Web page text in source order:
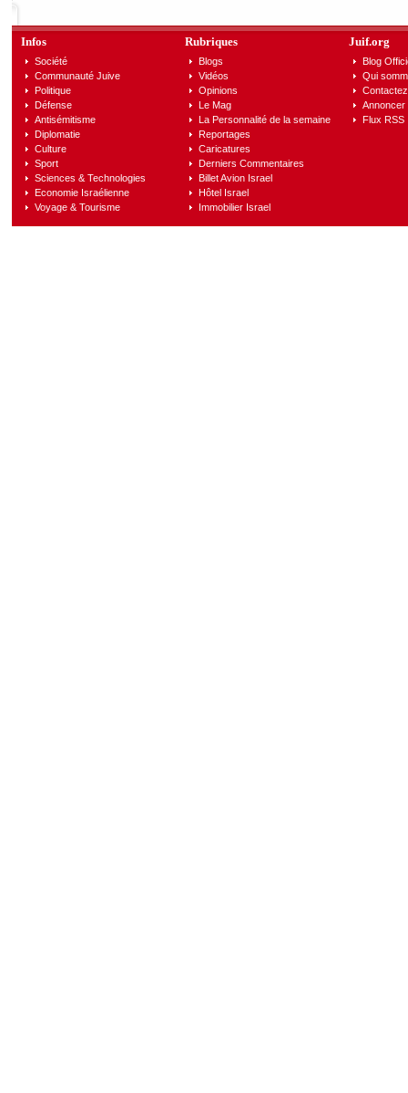
Infos
Société
Communauté Juive
Politique
Défense
Antisémitisme
Diplomatie
Culture
Sport
Sciences & Technologies
Economie Israélienne
Voyage & Tourisme
Rubriques
Blogs
Vidéos
Opinions
Le Mag
La Personnalité de la semaine
Reportages
Caricatures
Derniers Commentaires
Billet Avion Israel
Hôtel Israel
Immobilier Israel
Juif.org
Blog
Qui
Annoncer
Flux RSS